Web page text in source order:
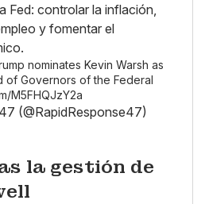
Fed: controlar la inflación,
y fomentar el
nominates Kevin Warsh as
of Governors of the Federal
M5FHQJzY2a
(@RapidResponse47)
la gestión de